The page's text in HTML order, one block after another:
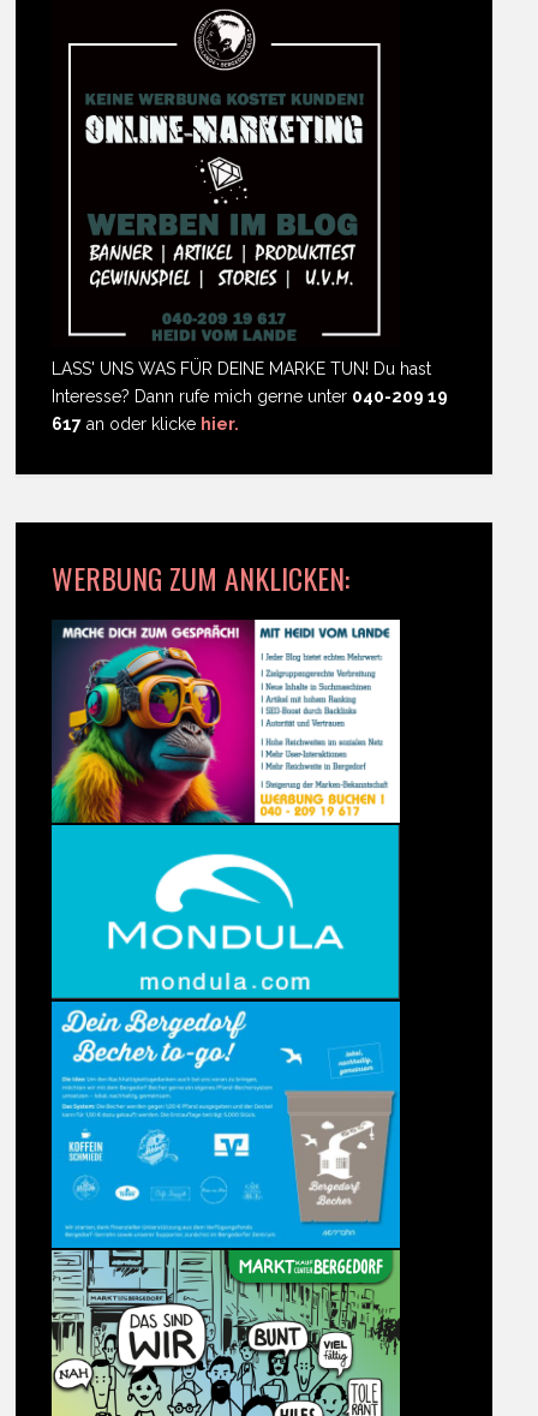
LASS' UNS WAS FÜR DEINE MARKE TUN! Du hast
Interesse? Dann rufe mich gerne unter 040-209 19
617 an oder klicke hier.
WERBUNG ZUM ANKLICKEN: